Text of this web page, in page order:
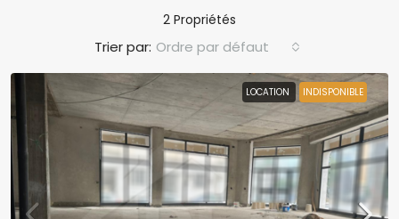
2 Propriétés
Trier par: Ordre par défaut
LOCATION INDISPONIBLE